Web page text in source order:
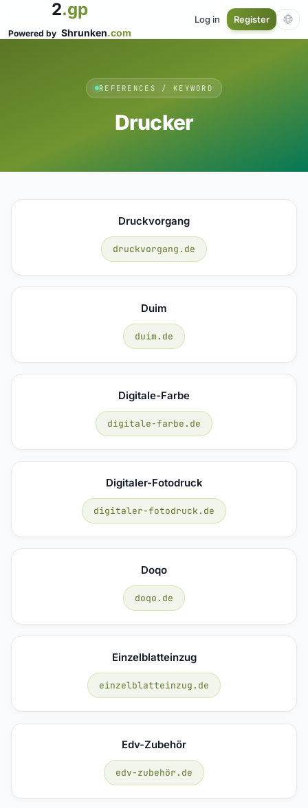
2.gp
Powered by Shrunken.com
Log in Register
REFERENCES / KEYWORD
Drucker
Druckvorgang
druckvorgang.de
Duim
duim.de
Digitale-Farbe
digitale-farbe.de
Digitaler-Fotodruck
digitaler-fotodruck.de
Doqo
doqo.de
Einzelblatteinzug
einzelblatteinzug.de
Edv-Zubehör
edv-zubehör.de